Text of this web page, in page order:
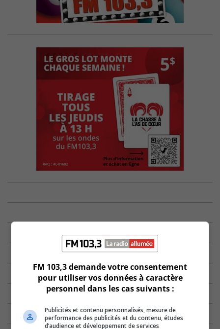
FM 103,3 demande votre consentement
pour utiliser vos données à caractère
personnel dans les cas suivants :
Publicités et contenu personnalisés, mesure de
performance des publicités et du contenu, études
d’audience et développement de services